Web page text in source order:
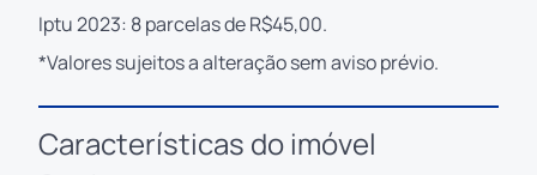
Iptu 2023: 8 parcelas de R$45,00.
*Valores sujeitos a alteração sem aviso prévio.
Características do imóvel